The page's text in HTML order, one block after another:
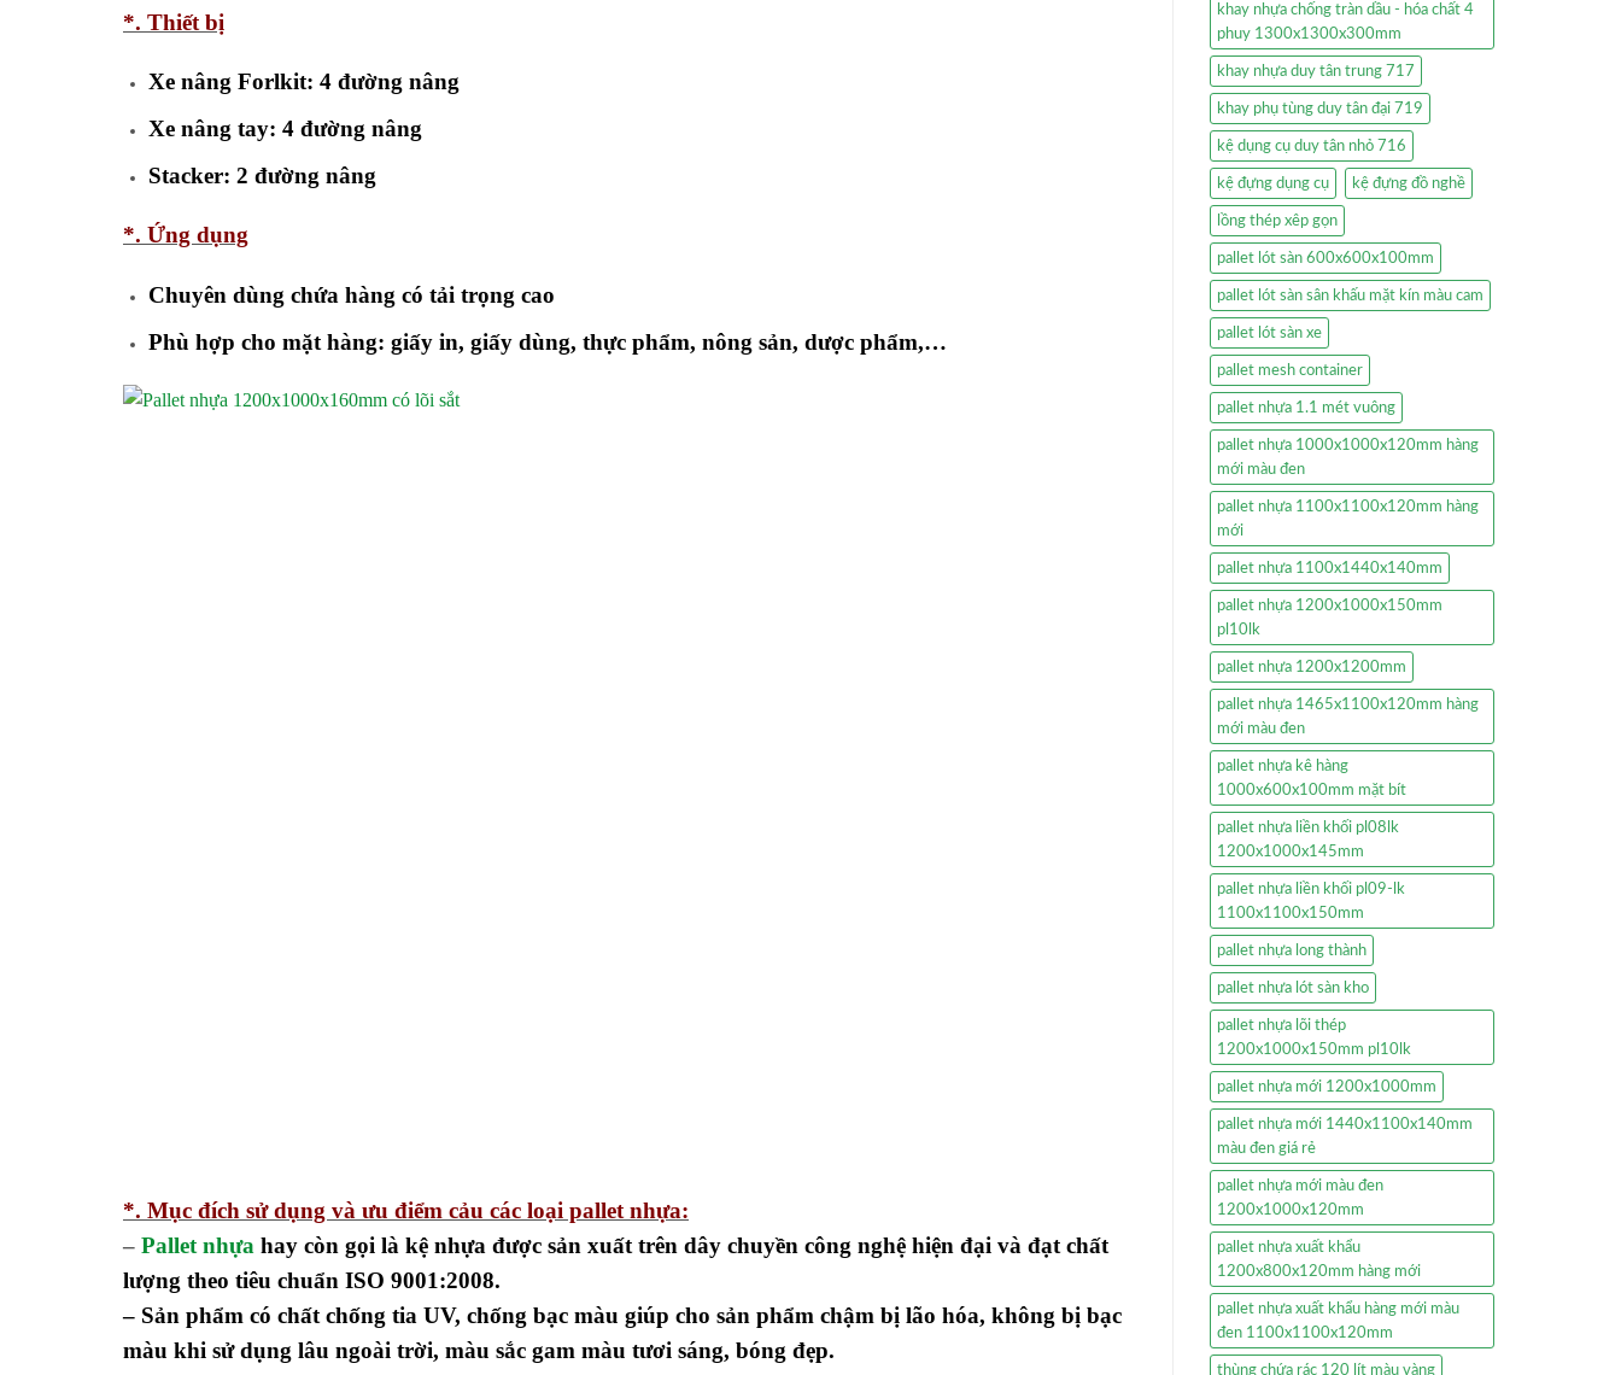
*. Thiết bị
Xe nâng Forlkit: 4 đường nâng
Xe nâng tay: 4 đường nâng
Stacker: 2 đường nâng
*. Ứng dụng
Chuyên dùng chứa hàng có tải trọng cao
Phù hợp cho mặt hàng: giấy in, giấy dùng, thực phẩm, nông sản, dược phẩm,…
*. Mục đích sử dụng và ưu điểm cảu các loại pallet nhựa:
– Pallet nhựa hay còn gọi là kệ nhựa được sản xuất trên dây chuyền công nghệ hiện đại và đạt chất
lượng theo tiêu chuẩn ISO 9001:2008.
– Sản phẩm có chất chống tia UV, chống bạc màu giúp cho sản phẩm chậm bị lão hóa, không bị bạc
màu khi sử dụng lâu ngoài trời, màu sắc gam màu tươi sáng, bóng đẹp.
khay nhựa chống tràn dầu - hóa chất 4
phuy 1300x1300x300mm
khay nhựa duy tân trung 717
khay phụ tùng duy tân đại 719
kệ dụng cụ duy tân nhỏ 716
kệ đựng dụng cụ kệ đựng đồ nghề
lồng thép xêp gọn
pallet lót sàn 600x600x100mm
pallet lót sàn sân khấu mặt kín màu cam
pallet lót sàn xe
pallet mesh container
pallet nhựa 1.1 mét vuông
pallet nhựa 1000x1000x120mm hàng
mới màu đen
pallet nhựa 1100x1100x120mm hàng
mới
pallet nhựa 1100x1440x140mm
pallet nhựa 1200x1000x150mm
pl10lk
pallet nhựa 1200x1200mm
pallet nhựa 1465x1100x120mm hàng
mới màu đen
pallet nhựa kê hàng
1000x600x100mm mặt bít
pallet nhựa liền khối pl08lk
1200x1000x145mm
pallet nhựa liền khối pl09-lk
1100x1100x150mm
pallet nhựa long thành
pallet nhựa lót sàn kho
pallet nhựa lõi thép
1200x1000x150mm pl10lk
pallet nhựa mới 1200x1000mm
pallet nhựa mới 1440x1100x140mm
màu đen giá rẻ
pallet nhựa mới màu đen
1200x1000x120mm
pallet nhựa xuất khẩu
1200x800x120mm hàng mới
pallet nhựa xuất khẩu hàng mới màu
đen 1100x1100x120mm
thùng chứa rác 120 lít màu vàng